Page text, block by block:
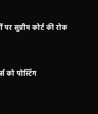
सुप्रीम कोर्ट की रोक
को पोस्टिंग